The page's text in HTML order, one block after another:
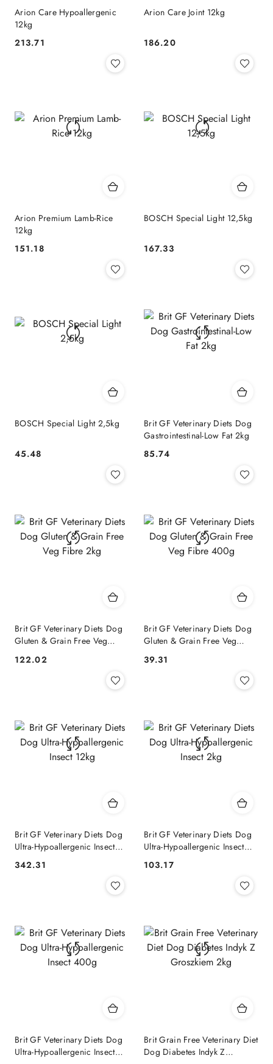
Arion Care Hypoallergenic
12kg
Cena:
213.71
Arion Care Joint 12kg
Cena:
186.20
Arion Premium Lamb-Rice
12kg
Cena:
151.18
BOSCH Special Light 12,5kg
Cena:
167.33
BOSCH Special Light 2,5kg
Cena:
45.48
Brit GF Veterinary Diets Dog
Gastrointestinal-Low Fat 2kg
Cena:
85.74
Brit GF Veterinary Diets Dog
Gluten & Grain Free Veg
Cena:
122.02
Brit GF Veterinary Diets Dog
Gluten & Grain Free Veg
Cena:
39.31
Brit GF Veterinary Diets Dog
Ultra-Hypoallergenic Insect
Cena:
342.31
Brit GF Veterinary Diets Dog
Ultra-Hypoallergenic Insect
Cena:
103.17
Brit GF Veterinary Diets Dog
Ultra-Hypoallergenic Insect
Brit Grain Free Veterinary Diet
Dog Diabetes Indyk Z